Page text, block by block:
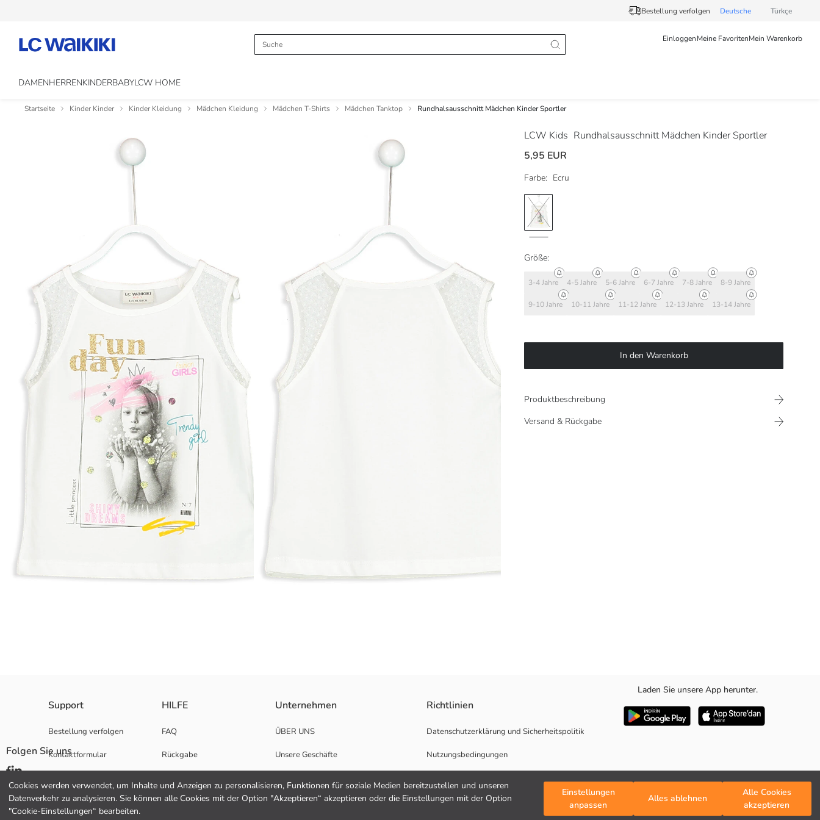
Cookies werden verwendet, um Inhalte und Anzeigen zu personalisieren, Funktionen für soziale Medien bereitzustellen und unseren
Datenverkehr zu analysieren. Sie können alle Cookies mit der Option "Akzeptieren“ akzeptieren oder die Einstellungen mit der Option
"Cookie-Einstellungen“ bearbeiten.
Einstellungen
anpassen
Alles ablehnen
Alle Cookies
akzeptieren
Bestellung verfolgen Deutsche Türkçe
EinloggenMeine FavoritenMein Warenkorb
DAMENHERRENKINDERBABYLCW HOME
Startseite Kinder Kinder Kinder Kleidung Mädchen Kleidung Mädchen T-Shirts Mädchen Tanktop Rundhalsausschnitt Mädchen Kinder Sportler
LCW Kids Rundhalsausschnitt Mädchen Kinder Sportler
5,95 EUR
Farbe: Ecru
Größe:
3-4 Jahre 4-5 Jahre 5-6 Jahre 6-7 Jahre 7-8 Jahre 8-9 Jahre
9-10 Jahre 10-11 Jahre 11-12 Jahre 12-13 Jahre 13-14 Jahre
In den Warenkorb
Produktbeschreibung
Versand & Rückgabe
Herkunftsland:
Marke:
Geschlecht:
Fit:
Stoff:
Support
Bestellung verfolgen
Kontaktformular
HILFE
FAQ
Rückgabe
Unternehmen
ÜBER UNS
Unsere Geschäfte
Unterstützung für Unternehmen
Richtlinien
Datenschutzerklärung und Sicherheitspolitik
Nutzungsbedingungen
Laden Sie unsere App herunter.
Folgen Sie uns